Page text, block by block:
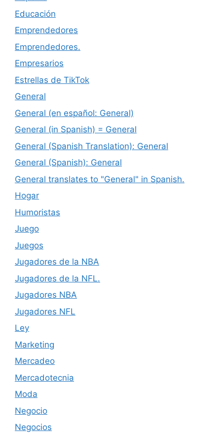
Educación
Emprendedores
Emprendedores.
Empresarios
Estrellas de TikTok
General
General (en español: General)
General (in Spanish) = General
General (Spanish Translation): General
General (Spanish): General
General translates to "General" in Spanish.
Hogar
Humoristas
Juego
Juegos
Jugadores de la NBA
Jugadores de la NFL.
Jugadores NBA
Jugadores NFL
Ley
Marketing
Mercadeo
Mercadotecnia
Moda
Negocio
Negocios